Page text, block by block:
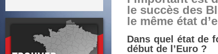
le succès des
le même état
Dans quel état de
début de l’Euro ?